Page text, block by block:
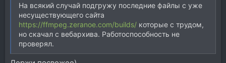
На всякий случай подгружу последние файлы с уже
несуществующего сайта
https://ffmpeg.zeranoe.com/builds/ которые с трудом,
но скачал с вебархива. Работоспособность не
проверял.